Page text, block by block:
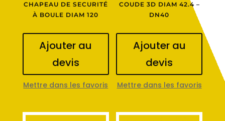
CHAPEAU DE SECURITÉ
À BOULE DIAM 120
Ajouter au
devis
Mettre dans les favoris
COUDE 3D DIAM 42.4 –
DN40
Ajouter au
devis
Mettre dans les favoris